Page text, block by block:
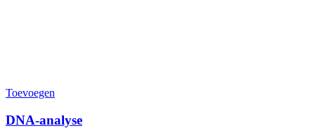
Toevoegen
DNA-analyse